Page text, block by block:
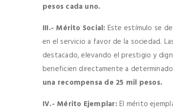
pesos cada uno.
III.- Mérito Social: Este estímulo se
en el servicio a favor de la sociedad.
destacado, elevando el prestigio y
beneficien directamente a
una recompensa de 25 mil pesos.
IV.- Mérito Ejemplar:El mérito